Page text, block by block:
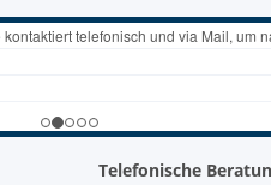
Telefonische